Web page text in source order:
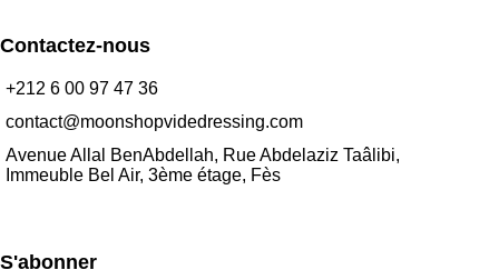
Contactez-nous
+212 6 00 97 47 36
contact@moonshopvidedressing.com
Avenue Allal BenAbdellah, Rue Abdelaziz Taâlibi,
Immeuble Bel Air, 3ème étage, Fès
S'abonner